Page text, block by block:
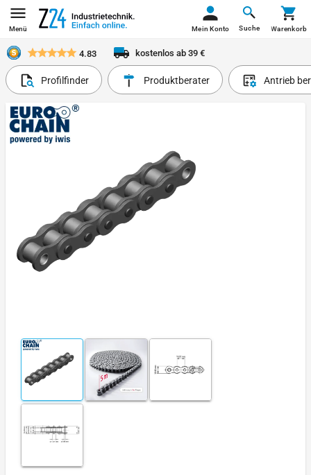
Menü Suche
Mein Konto Warenkorb
4.83 kostenlos ab 39 €
Profilfinder Produktberater Antrieb